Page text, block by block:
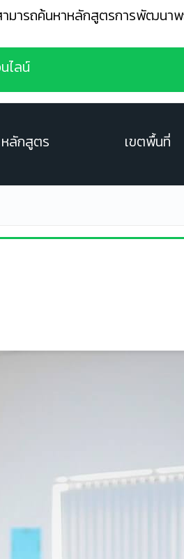
ามารถค้นหาหลักสูตรการพัฒนา
ไลน์
หลักสูตร เขตพื้นที่